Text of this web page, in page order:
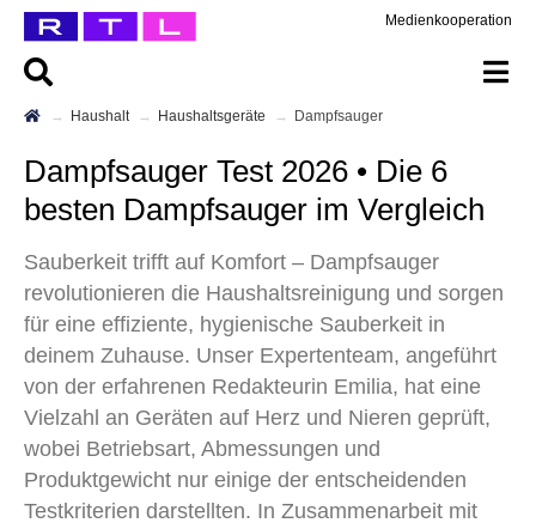
Medienkooperation
Haushalt Haushaltsgeräte Dampfsauger
Dampfsauger Test 2026 • Die 6
besten Dampfsauger im Vergleich
Sauberkeit trifft auf Komfort – Dampfsauger
revolutionieren die Haushaltsreinigung und sorgen
für eine effiziente, hygienische Sauberkeit in
deinem Zuhause. Unser Expertenteam, angeführt
von der erfahrenen Redakteurin Emilia, hat eine
Vielzahl an Geräten auf Herz und Nieren geprüft,
wobei Betriebsart, Abmessungen und
Produktgewicht nur einige der entscheidenden
Testkriterien darstellten. In Zusammenarbeit mit